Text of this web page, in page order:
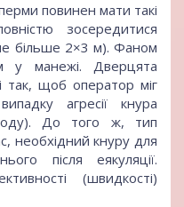
повинен мати такі
зосередитися
більше 2×3 м). Фаном
у манежі. Дверцята
так, щоб оператор міг
агресії кнура
До того ж, тип
необхідний кнуру для
після еякуляції.
(швидкості)